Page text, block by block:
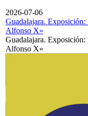
2026-07-06
Guadalajara.
Alfonso X»
Guadalajara.
Alfonso X»